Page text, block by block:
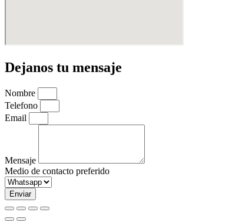
Dejanos tu mensaje
Nombre
Telefono
Email
Mensaje
Medio de contacto preferido
Enviar